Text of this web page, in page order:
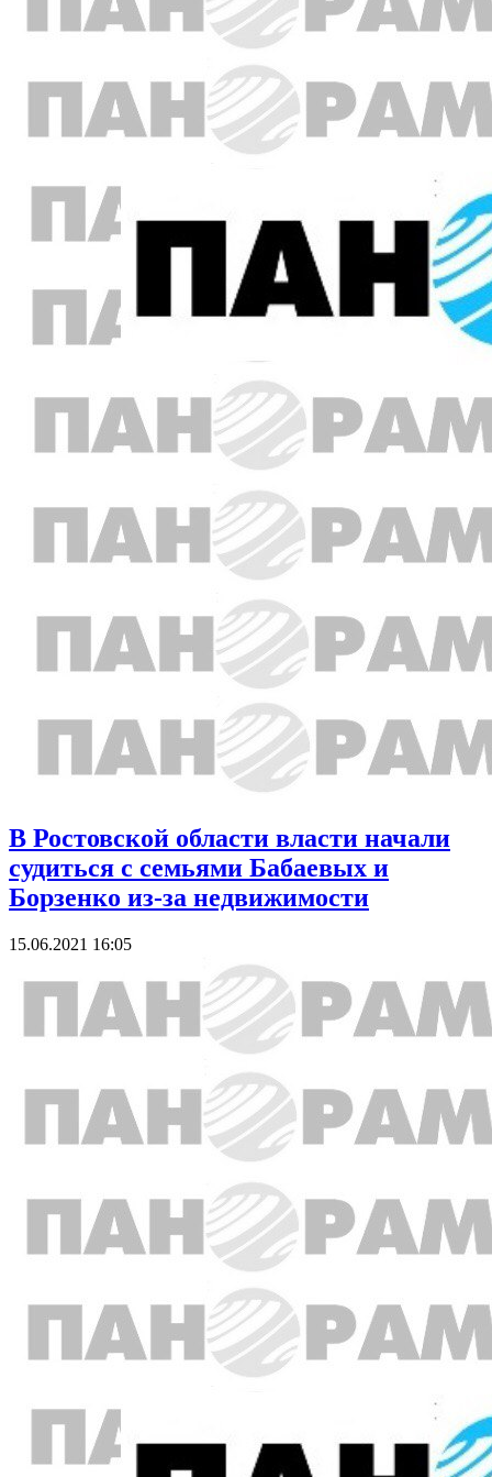
В Ростовской области власти начали
судиться с семьями Бабаевых и
Борзенко из-за недвижимости
15.06.2021 16:05